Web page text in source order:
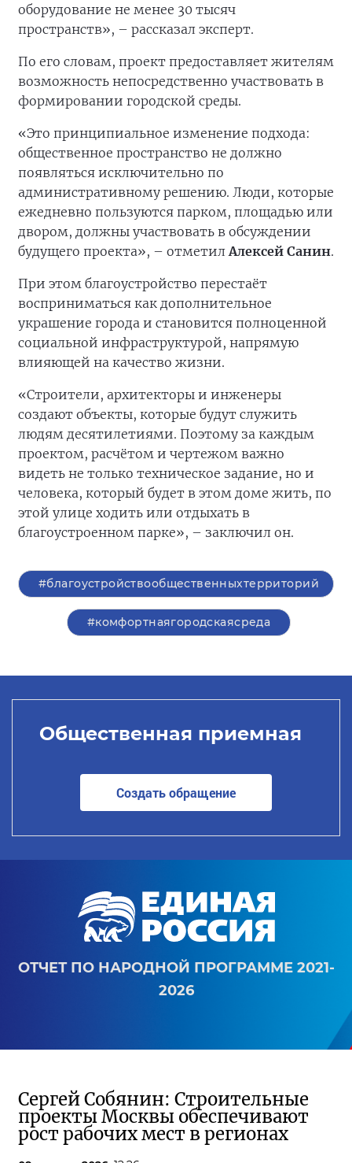
оборудование не менее 30 тысяч
пространств», – рассказал эксперт.
По его словам, проект предоставляет жителям
возможность непосредственно участвовать в
формировании городской среды.
«Это принципиальное изменение подхода:
общественное пространство не должно
появляться исключительно по
административному решению. Люди, которые
ежедневно пользуются парком, площадью или
двором, должны участвовать в обсуждении
будущего проекта», – отметил Алексей Санин.
При этом благоустройство перестаёт
восприниматься как дополнительное
украшение города и становится полноценной
социальной инфраструктурой, напрямую
влияющей на качество жизни.
«Строители, архитекторы и инженеры
создают объекты, которые будут служить
людям десятилетиями. Поэтому за каждым
проектом, расчётом и чертежом важно
видеть не только техническое задание, но и
человека, который будет в этом доме жить, по
этой улице ходить или отдыхать в
благоустроенном парке», – заключил он.
#благоустройствообщественныхтерриторий
#комфортнаягородскаясреда
Общественная приемная
Создать обращение
ОТЧЕТ ПО НАРОДНОЙ ПРОГРАММЕ 2021-
2026
Сергей Собянин: Строительные
проекты Москвы обеспечивают
рост рабочих мест в регионах